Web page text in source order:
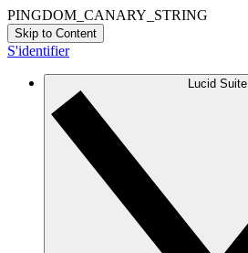
PINGDOM_CANARY_STRING
Skip to Content
S'identifier
Lucid Suite